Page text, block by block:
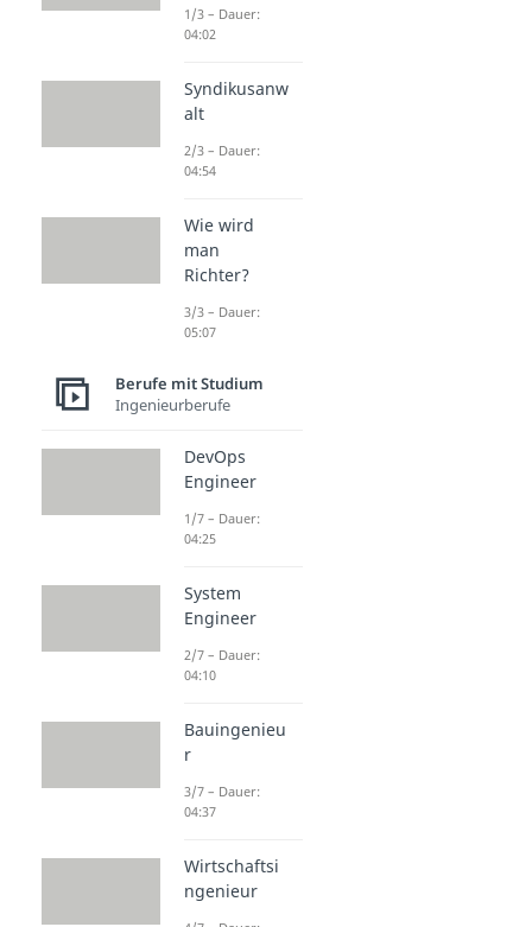
1/3 – Dauer:
04:02
Syndikusanw
alt
2/3 – Dauer:
04:54
Wie wird
man
Richter?
3/3 – Dauer:
05:07
Berufe mit Studium
Ingenieurberufe
DevOps
Engineer
1/7 – Dauer:
04:25
System
Engineer
2/7 – Dauer:
04:10
Bauingenieu
r
3/7 – Dauer:
04:37
Wirtschaftsi
ngenieur